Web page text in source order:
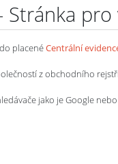
Stránka pro
placenéCentrální
z obchodního
jako je Google nebo